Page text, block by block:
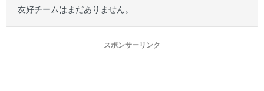
友好チームはまだありません。
スポンサーリンク